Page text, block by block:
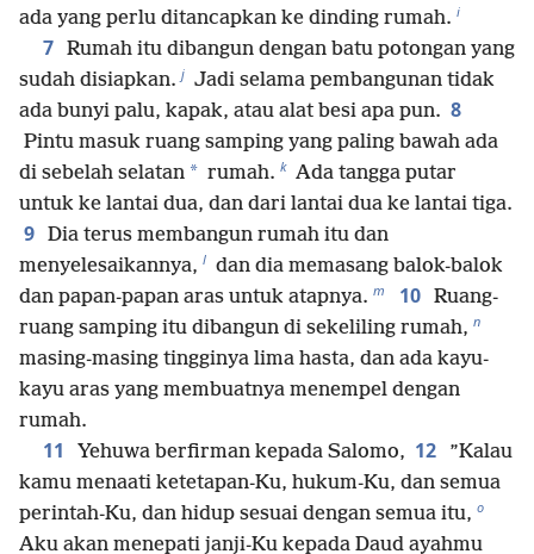
ada yang perlu ditancapkan ke dinding rumah. i
7 Rumah itu dibangun dengan batu potongan yang
sudah disiapkan. j Jadi selama pembangunan tidak
ada bunyi palu, kapak, atau alat besi apa pun. 8
Pintu masuk ruang samping yang paling bawah ada
di sebelah selatan * rumah. k Ada tangga putar
untuk ke lantai dua, dan dari lantai dua ke lantai tiga.
9 Dia terus membangun rumah itu dan
menyelesaikannya, l dan dia memasang balok-balok
dan papan-papan aras untuk atapnya. m 10 Ruang-
ruang samping itu dibangun di sekeliling rumah, n
masing-masing tingginya lima hasta, dan ada kayu-
kayu aras yang membuatnya menempel dengan
rumah.
11 Yehuwa berfirman kepada Salomo, 12
”Kalau
kamu menaati ketetapan-Ku, hukum-Ku, dan semua
perintah-Ku, dan hidup sesuai dengan semua itu, o
Aku akan menepati janji-Ku kepada Daud ayahmu